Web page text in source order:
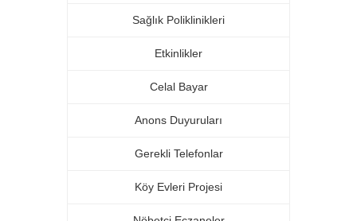
Sağlık Poliklinikleri
Etkinlikler
Celal Bayar
Anons Duyuruları
Gerekli Telefonlar
Köy Evleri Projesi